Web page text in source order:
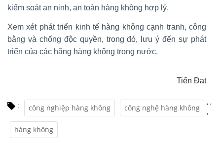
kiểm soát an ninh, an toàn hàng không hợp lý.
Xem xét phát triển kinh tế hàng không cạnh tranh, công
bằng và chống độc quyền, trong đó, lưu ý đến sự phát
triển của các hãng hàng không trong nước.
Tiến Đạt
: công nghiệp hàng không
,
công nghệ hàng không
,
hàng không
,